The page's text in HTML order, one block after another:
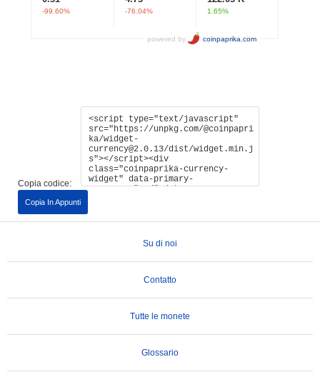
Copia codice:
Copia In Appunti
Su di noi
Contatto
Tutte le monete
Glossario